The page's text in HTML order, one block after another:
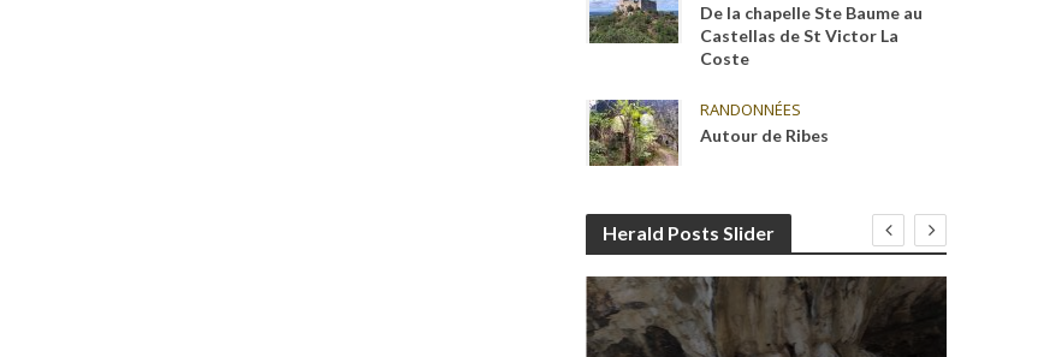
De la chapelle Ste Baume au
Castellas de St Victor La
Coste
RANDONNÉES
Autour de Ribes
Herald Posts Slider